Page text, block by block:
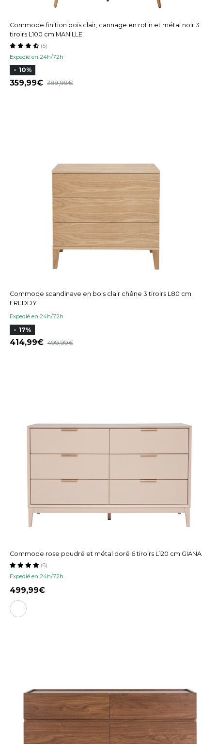
Commode finition bois clair, cannage en rotin et métal noir 3
tiroirs L100 cm MANILLE
Expedié en 24h/72h
(5)
- 10%
359,99 399,99
Commode scandinave en bois clair chêne 3 tiroirs L80 cm
FREDDY
Expedié en 24h/72h
- 17%
414,99 499,99
Commode rose poudré et métal doré 6 tiroirs L120 cm GIANA
Expedié en 24h/72h
(6)
499,99